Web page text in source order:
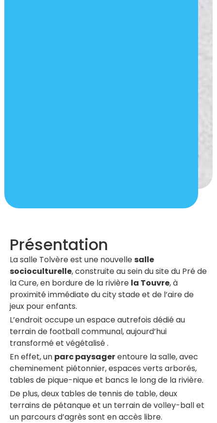
Présentation
La salle Tolvère est une nouvellesalle
socioculturelle, construite au sein du site du Pré de
la Cure, en bordure de la rivière la Touvre, à
proximité immédiate du city stade et de l’aire de
jeux pour enfants.
L’endroit occupe un espace autrefois dédié au
terrain de football communal, aujourd’hui
transformé et végétalisé.
En effet, un parc paysagerentoure la salle, avec
cheminement piétonnier, espaces verts arborés,
tables de pique-nique et bancs le long de la rivière.
De plus, deux tables de tennis de table, deux
terrains de pétanque et un terrain de volley-ball et
un parcours d’agrès sont en accès libre.